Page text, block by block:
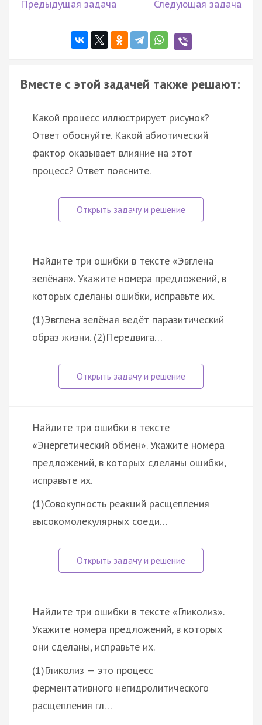
Предыдущая задача Следующая задача
Вместе с этой задачей также решают:
Какой процесс иллюстрирует рисунок?
Ответ обоснуйте. Какой абиотический
фактор оказывает влияние на этот
процесс? Ответ поясните.
Найдите три ошибки в тексте «Эвглена
зелёная». Укажите номера предложений, в
которых сделаны ошибки, исправьте их.
(1)Эвглена зелёная ведёт паразитический
образ жизни. (2)Передвига…
Найдите три ошибки в тексте
«Энергетический обмен». Укажите номера
предложений, в которых сделаны ошибки,
исправьте их.
(1)Совокупность реакций расщепления
высокомолекулярных соеди…
Найдите три ошибки в тексте «Гликолиз».
Укажите номера предложений, в которых
они сделаны, исправьте их.
(1)Гликолиз — это процесс
ферментативного негидролитического
расщепления гл…